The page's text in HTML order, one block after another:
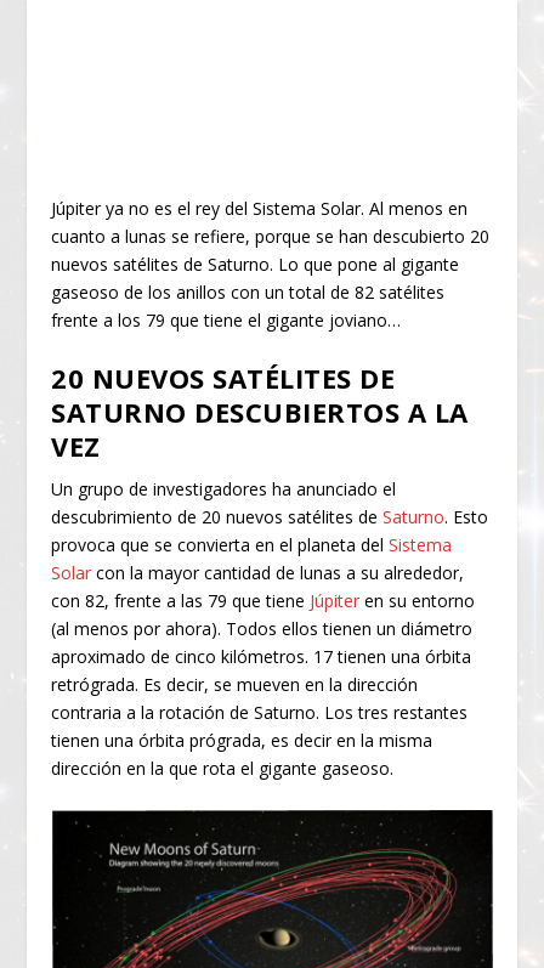
Júpiter ya no es el rey del Sistema Solar. Al menos en
cuanto a lunas se refiere, porque se han descubierto 20
nuevos satélites de Saturno. Lo que pone al gigante
gaseoso de los anillos con un total de 82 satélites
frente a los 79 que tiene el gigante joviano…
20 NUEVOS SATÉLITES DE
SATURNO DESCUBIERTOS A LA
VEZ
Un grupo de investigadores ha anunciado el
descubrimiento de 20 nuevos satélites deSaturno. Esto
provoca que se convierta en el planeta delSistema
Solar con la mayor cantidad de lunas a su alrededor,
con 82, frente a las 79 que tiene Júpiter en su entorno
(al menos por ahora). Todos ellos tienen un diámetro
aproximado de cinco kilómetros. 17 tienen una órbita
retrógrada. Es decir, se mueven en la dirección
contraria a la rotación de Saturno. Los tres restantes
tienen una órbita prógrada, es decir en la misma
dirección en la que rota el gigante gaseoso.